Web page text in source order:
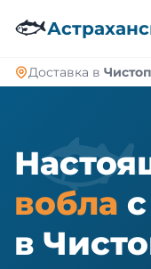
🐟
Доставка в
🐟
вобла
в